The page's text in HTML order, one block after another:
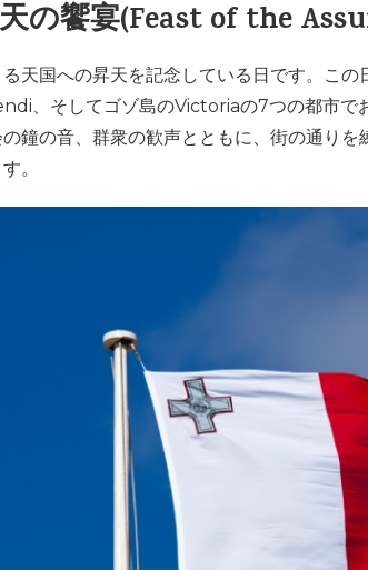
の饗宴(Feast of the
天国への昇天を記念している日です。こ
、そしてゴゾ島のVictoriaの7つの都市で
の鐘の音、群衆の歓声とともに、街の通り
。